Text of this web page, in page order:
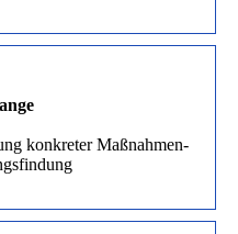
konkreter Maßnahmen­